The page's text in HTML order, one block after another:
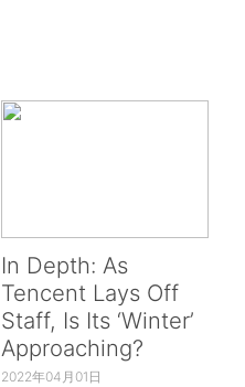
In Depth: As
Tencent Lays Off
Staff, Is Its ‘Winter’
Approaching?
2022年04月01日